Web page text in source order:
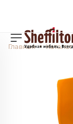
Главная Каталог